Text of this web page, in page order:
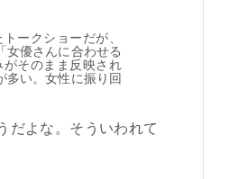
ークショーだが、
女優さんに合わせる
そのまま反映され
多い。女性に振り回
だよな。そういわれて